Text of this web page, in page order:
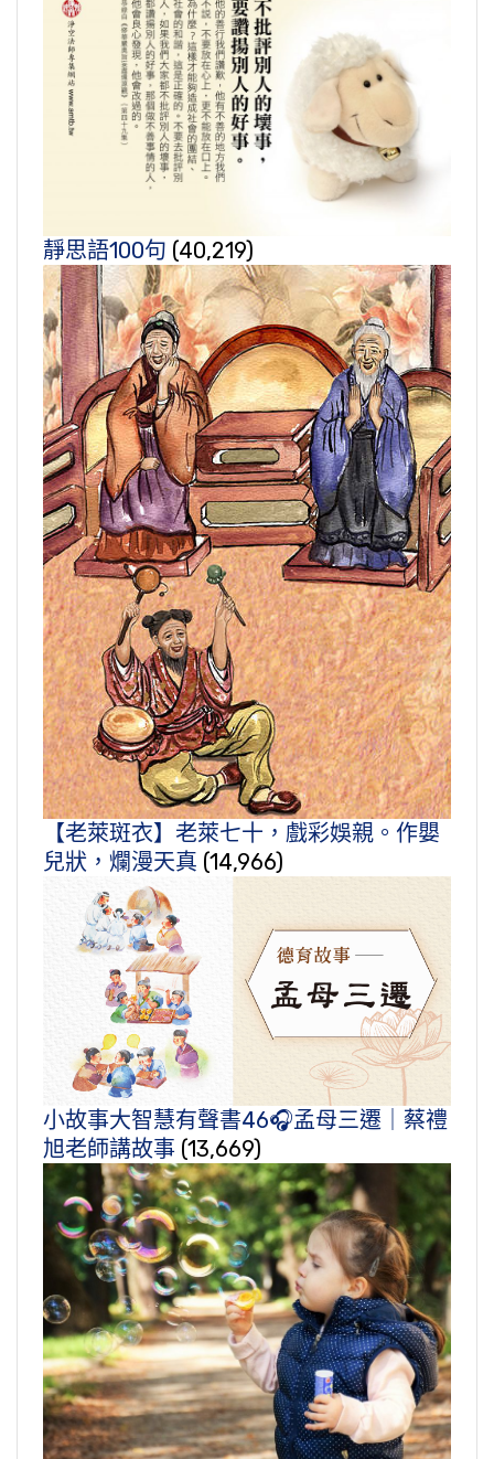
靜思語100句 (40,219)
【老萊斑衣】老萊七十，戲彩娛親。作嬰
兒狀，爛漫天真 (14,966)
小故事大智慧有聲書46🎧孟母三遷｜蔡禮
旭老師講故事 (13,669)